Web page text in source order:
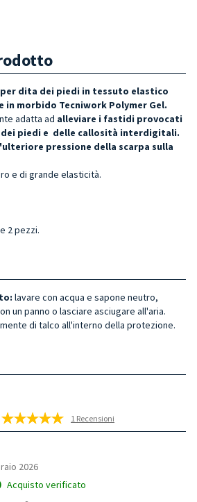
dita dei piedi in tessuto elastico
morbido Tecniwork Polymer Gel.
adatta ad alleviare i fastidi provocati
piedi e delle callosità interdigitali.
pressione della scarpa sulla
e di grande elasticità.
2 pezzi.
lavare con acqua e sapone neutro,
un panno o lasciare asciugare all'aria.
di talco all'interno della protezione.
1 Recensioni
2026
Acquisto verificato